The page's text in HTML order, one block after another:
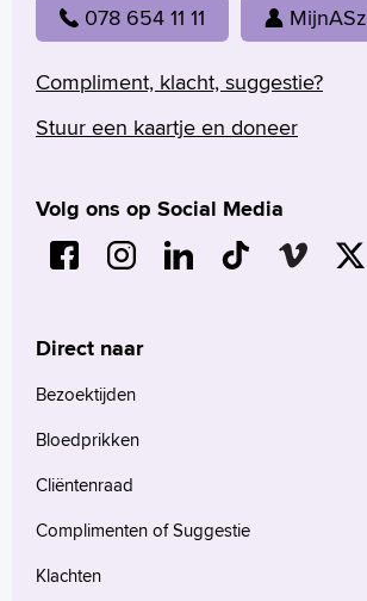
078 654 11 11 MijnASz
Compliment, klacht, suggestie?
Stuur een kaartje en doneer
Volg ons op Social Media
Direct naar
Bezoektijden
Bloedprikken
Cliëntenraad
Complimenten of Suggestie
Klachten